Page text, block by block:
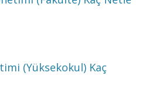
(Yüksekokul) Kaç